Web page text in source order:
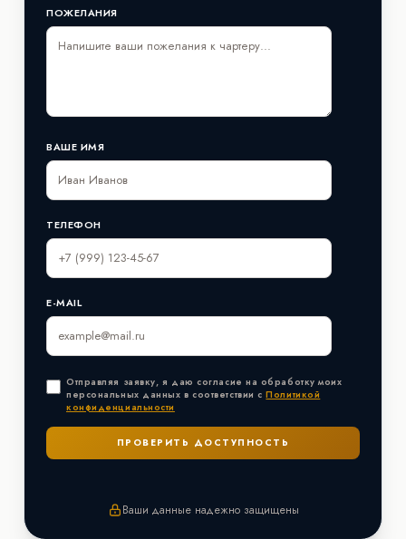
ПОЖЕЛАНИЯ
ВАШЕ ИМЯ
ТЕЛЕФОН
E-MAIL
Отправляя заявку, я даю согласие на обработку моих
персональных данных в соответствии сПолитикой
конфиденциальности
Ваши данные надежно защищены